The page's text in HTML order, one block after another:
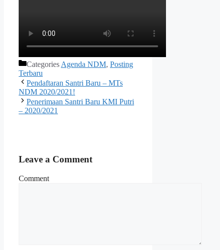
Categories Agenda NDM, Posting
Terbaru
Pendaftaran Santri Baru – MTs
NDM 2020/2021!
Penerimaan Santri Baru KMI Putri
– 2020/2021
Leave a Comment
Comment